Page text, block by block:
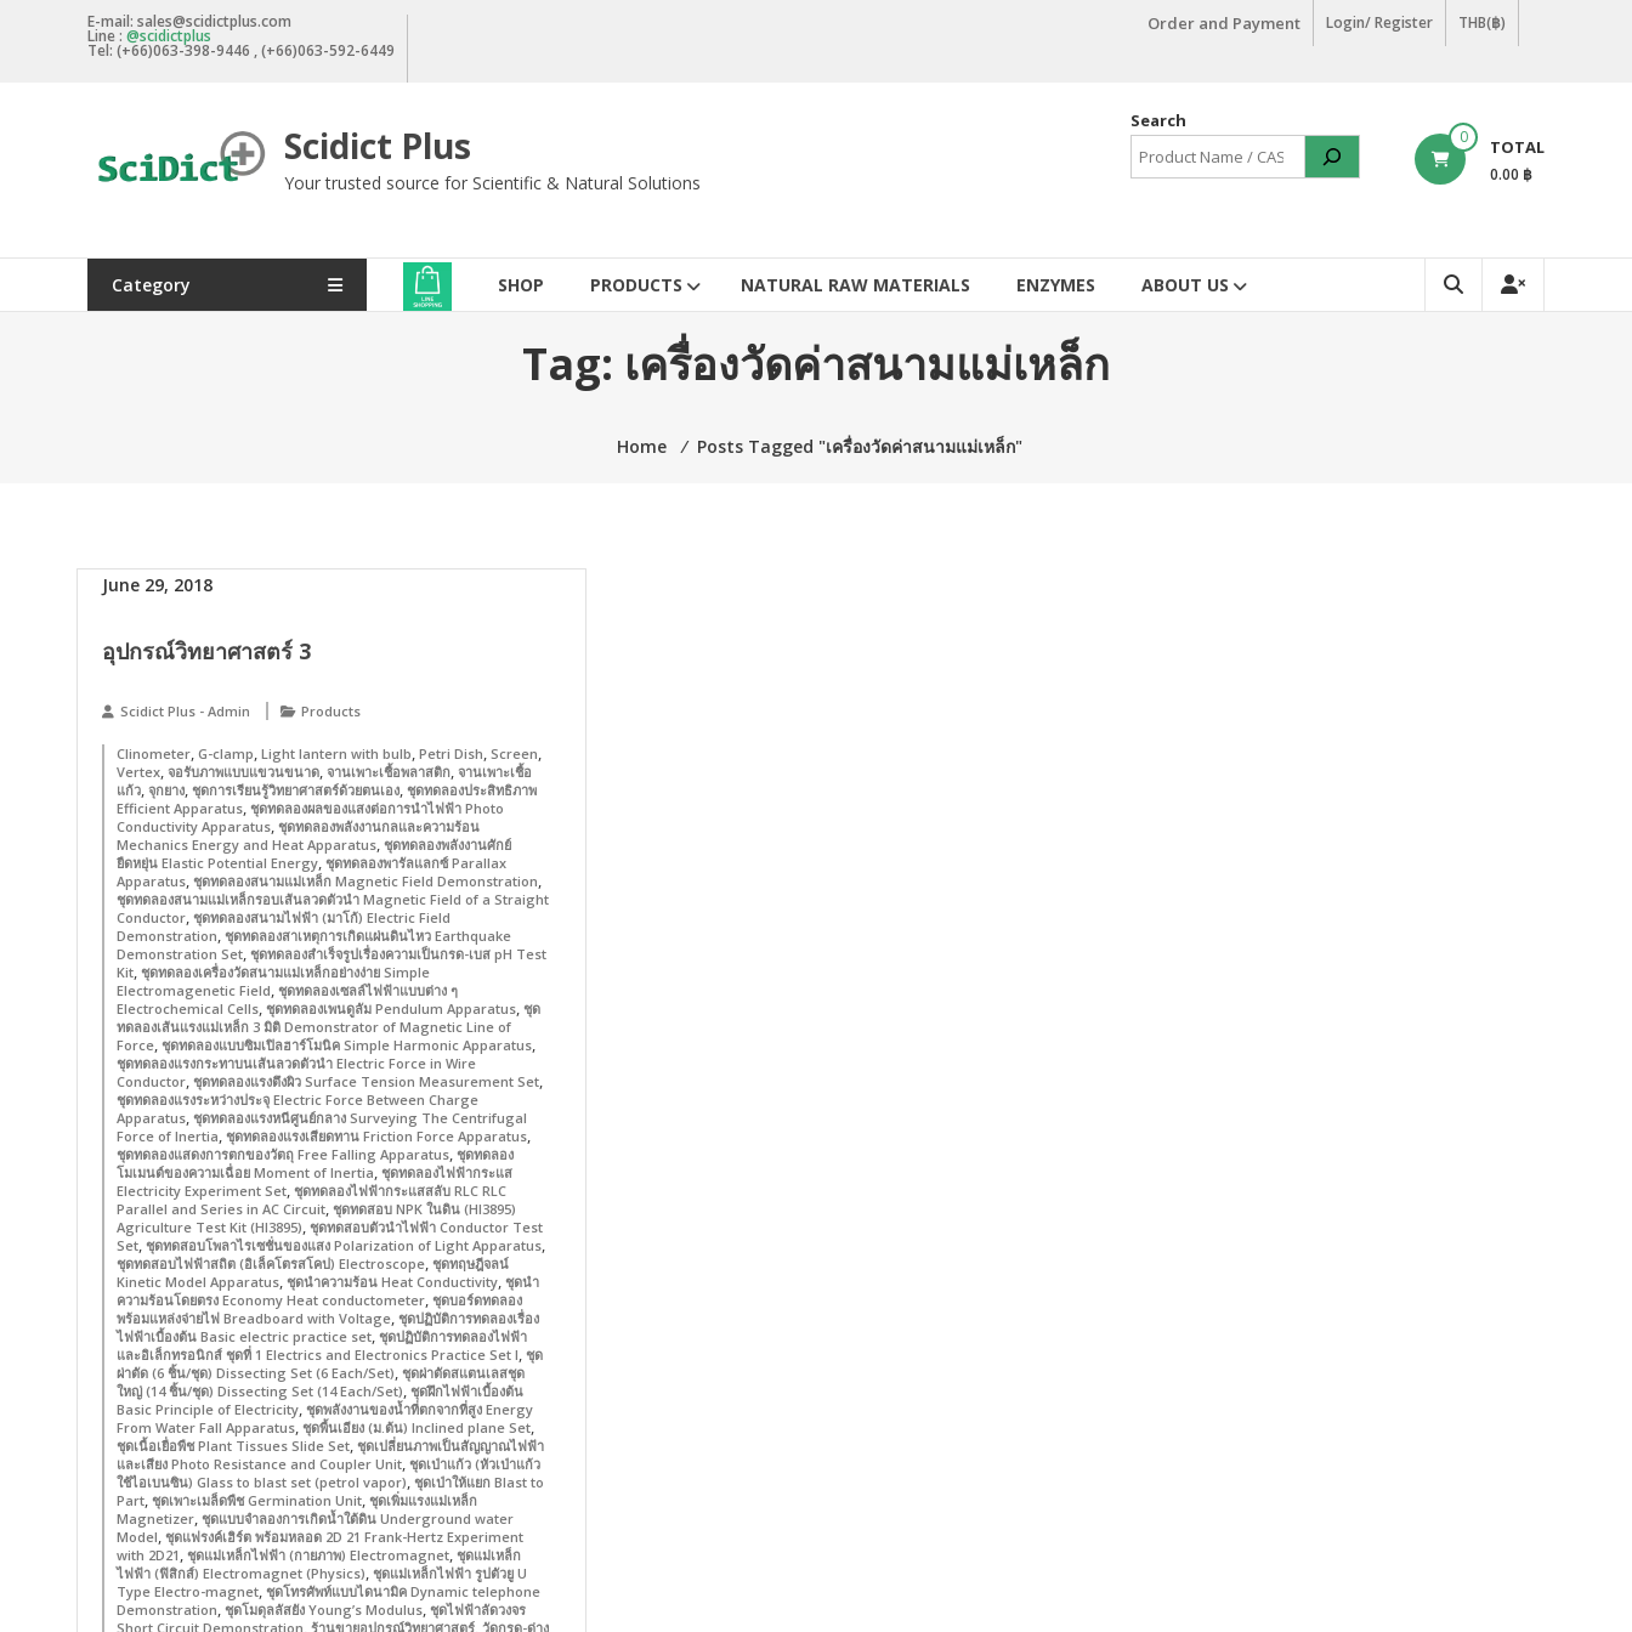
E-mail: sales@scidictplus.com
Line : @scidictplus
Tel: (+66)063-398-9446 , (+66)063-592-6449
Order and Payment Login/ Register THB(฿)
Scidict Plus
Your trusted source for Scientific & Natural Solutions
0 TOTAL
0.00 ฿
Search
Category SHOP PRODUCTS NATURAL RAW MATERIALS ENZYMES ABOUT US
Tag: เครื่องวัดค่าสนามแม่เหล็ก
Home ⁄ Posts Tagged "เครื่องวัดค่าสนามแม่เหล็ก"
June 29, 2018
อุปกรณ์วิทยาศาสตร์ 3
Scidict Plus - Admin Products
Clinometer, G-clamp, Light lantern with bulb, Petri Dish, Screen,
Vertex, จอรับภาพแบบแขวนขนาด, จานเพาะเชื้อพลาสติก, จานเพาะเชื้อ
แก้ว, จุกยาง, ชุดการเรียนรู้วิทยาศาสตร์ด้วยตนเอง, ชุดทดลองประสิทธิภาพ
Efficient Apparatus, ชุดทดลองผลของแสงต่อการนำไฟฟ้า Photo
Conductivity Apparatus, ชุดทดลองพลังงานกลและความร้อน
Mechanics Energy and Heat Apparatus, ชุดทดลองพลังงานศักย์
ยืดหยุ่น Elastic Potential Energy, ชุดทดลองพารัลแลกซ์ Parallax
Apparatus, ชุดทดลองสนามแม่เหล็ก Magnetic Field Demonstration,
ชุดทดลองสนามแม่เหล็กรอบเส้นลวดตัวนำ Magnetic Field of a Straight
Conductor, ชุดทดลองสนามไฟฟ้า (มาโก้) Electric Field
Demonstration, ชุดทดลองสาเหตุการเกิดแผ่นดินไหว Earthquake
Demonstration Set, ชุดทดลองสำเร็จรูปเรื่องความเป็นกรด-เบส pH Test
Kit, ชุดทดลองเครื่องวัดสนามแม่เหล็กอย่างง่าย Simple
Electromagenetic Field, ชุดทดลองเซลล์ไฟฟ้าแบบต่าง ๆ
Electrochemical Cells, ชุดทดลองเพนดูลัม Pendulum Apparatus, ชุด
ทดลองเส้นแรงแม่เหล็ก 3 มิติ Demonstrator of Magnetic Line of
Force, ชุดทดลองแบบซิมเปิลฮาร์โมนิค Simple Harmonic Apparatus,
ชุดทดลองแรงกระทาบนเส้นลวดตัวนำ Electric Force in Wire
Conductor, ชุดทดลองแรงตึงผิว Surface Tension Measurement Set,
ชุดทดลองแรงระหว่างประจุ Electric Force Between Charge
Apparatus, ชุดทดลองแรงหนีศูนย์กลาง Surveying The Centrifugal
Force of Inertia, ชุดทดลองแรงเสียดทาน Friction Force Apparatus,
ชุดทดลองแสดงการตกของวัตถุ Free Falling Apparatus, ชุดทดลอง
โมเมนต์ของความเฉื่อย Moment of Inertia, ชุดทดลองไฟฟ้ากระแส
Electricity Experiment Set, ชุดทดลองไฟฟ้ากระแสสลับ RLC RLC
Parallel and Series in AC Circuit, ชุดทดสอบ NPK ในดิน (HI3895)
Agriculture Test Kit (HI3895), ชุดทดสอบตัวนำไฟฟ้า Conductor Test
Set, ชุดทดสอบโพลาไรเซชั่นของแสง Polarization of Light Apparatus,
ชุดทดสอบไฟฟ้าสถิต (อิเล็คโตรสโคป) Electroscope, ชุดทฤษฎีจลน์
Kinetic Model Apparatus, ชุดนำความร้อน Heat Conductivity, ชุดนำ
ความร้อนโดยตรง Economy Heat conductometer, ชุดบอร์ดทดลอง
พร้อมแหล่งจ่ายไฟ Breadboard with Voltage, ชุดปฏิบัติการทดลองเรื่อง
ไฟฟ้าเบื้องต้น Basic electric practice set, ชุดปฏิบัติการทดลองไฟฟ้า
และอิเล็กทรอนิกส์ ชุดที่ 1 Electrics and Electronics Practice Set I, ชุด
ผ่าตัด (6 ชิ้น/ชุด) Dissecting Set (6 Each/Set), ชุดผ่าตัดสแตนเลสชุด
ใหญ่ (14 ชิ้น/ชุด) Dissecting Set (14 Each/Set), ชุดฝึกไฟฟ้าเบื้องต้น
Basic Principle of Electricity, ชุดพลังงานของน้ำที่ตกจากที่สูง Energy
From Water Fall Apparatus, ชุดพื้นเอียง (ม.ต้น) Inclined plane Set,
ชุดเนื้อเยื่อพืช Plant Tissues Slide Set, ชุดเปลี่ยนภาพเป็นสัญญาณไฟฟ้า
และเสียง Photo Resistance and Coupler Unit, ชุดเป่าแก้ว (หัวเป่าแก้ว
ใช้ไอเบนซิน) Glass to blast set (petrol vapor), ชุดเป่าให้แยก Blast to
Part, ชุดเพาะเมล็ดพืช Germination Unit, ชุดเพิ่มแรงแม่เหล็ก
Magnetizer, ชุดแบบจำลองการเกิดน้ำใต้ดิน Underground water
Model, ชุดแฟรงค์เฮิร์ต พร้อมหลอด 2D 21 Frank-Hertz Experiment
with 2D21 , ชุดแม่เหล็กไฟฟ้า (กายภาพ) Electromagnet, ชุดแม่เหล็ก
ไฟฟ้า (ฟิสิกส์) Electromagnet (Physics), ชุดแม่เหล็กไฟฟ้า รูปตัวยู U
Type Electro-magnet, ชุดโทรศัพท์แบบไดนามิค Dynamic telephone
Demonstration, ชุดโมดุลลัสยัง Young’s Modulus, ชุดไฟฟ้าลัดวงจร
Short Circuit Demonstration, ร้านขายอุปกรณ์วิทยาศาสตร์, วัดกรด-ด่าง